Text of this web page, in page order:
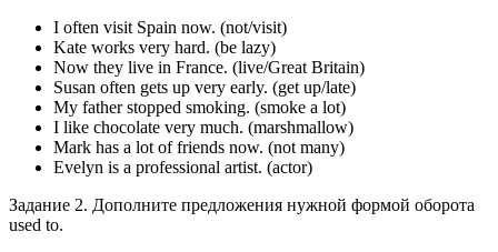
I often visit Spain now. (not/visit)
Kate works very hard. (be lazy)
Now they live in France. (live/Great Britain)
Susan often gets up very early. (get up/late)
My father stopped smoking. (smoke a lot)
I like chocolate very much. (marshmallow)
Mark has a lot of friends now. (not many)
Evelyn is a professional artist. (actor)
Задание 2. Дополните предложения нужной формой оборота
used to.